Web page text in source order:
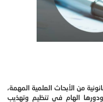
من الأبحاث العلمية المهمة،
ودورها الهام في تنظيم وتهذيب